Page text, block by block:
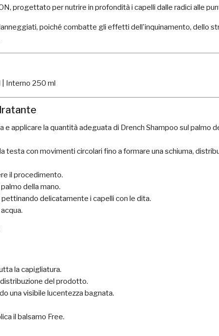
progettato per nutrire in profondità i capelli dalle radici alle
poiché combatte gli effetti dell'inquinamento, dello
| Interno 250 ml
applicare la quantità adeguata di Drench Shampoo sul palmo
testa con movimenti circolari fino a formare una schiuma,
il procedimento.
della mano.
delicatamente i capelli con le dita.
la capigliatura.
del prodotto.
una visibile lucentezza bagnata.
il balsamo Free.